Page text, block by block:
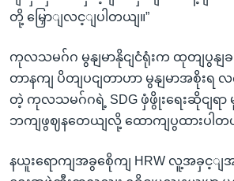
တို့ မြှောျလင့ျပါတယျ။”
ကုလသမဂ်ဂ မွနျမာနိုငျငံရုံးက ထုတျပွနျ
တာနကျ ပိတျပငျတာဟာ မွနျမာအစိုးရ
တဲ့ ကုလသမဂ်ဂရဲ့ SDG ဖှံဖွိုးရေးဆိုငျရ
ဘကျဖွဈနတေယျလို့ ထောကျပွထားပါတ
နယူးရောကျအခွစေိုကျ HRW လူ့အခှင့ျ